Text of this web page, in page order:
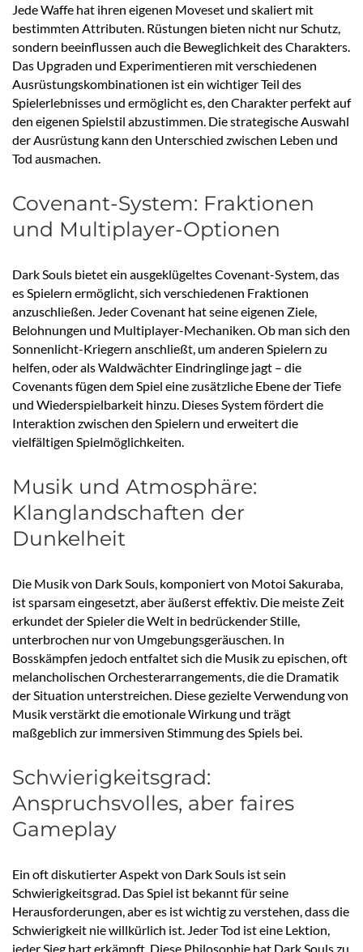
Jede Waffe hat ihren eigenen Moveset und skaliert mit
bestimmten Attributen. Rüstungen bieten nicht nur Schutz,
sondern beeinflussen auch die Beweglichkeit des Charakters.
Das Upgraden und Experimentieren mit verschiedenen
Ausrüstungskombinationen ist ein wichtiger Teil des
Spielerlebnisses und ermöglicht es, den Charakter perfekt auf
den eigenen Spielstil abzustimmen. Die strategische Auswahl
der Ausrüstung kann den Unterschied zwischen Leben und
Tod ausmachen.
Covenant-System: Fraktionen
und Multiplayer-Optionen
Dark Souls bietet ein ausgeklügeltes Covenant-System, das
es Spielern ermöglicht, sich verschiedenen Fraktionen
anzuschließen. Jeder Covenant hat seine eigenen Ziele,
Belohnungen und Multiplayer-Mechaniken. Ob man sich den
Sonnenlicht-Kriegern anschließt, um anderen Spielern zu
helfen, oder als Waldwächter Eindringlinge jagt – die
Covenants fügen dem Spiel eine zusätzliche Ebene der Tiefe
und Wiederspielbarkeit hinzu. Dieses System fördert die
Interaktion zwischen den Spielern und erweitert die
vielfältigen Spielmöglichkeiten.
Musik und Atmosphäre:
Klanglandschaften der
Dunkelheit
Die Musik von Dark Souls, komponiert von Motoi Sakuraba,
ist sparsam eingesetzt, aber äußerst effektiv. Die meiste Zeit
erkundet der Spieler die Welt in bedrückender Stille,
unterbrochen nur von Umgebungsgeräuschen. In
Bosskämpfen jedoch entfaltet sich die Musik zu epischen, oft
melancholischen Orchesterarrangements, die die Dramatik
der Situation unterstreichen. Diese gezielte Verwendung von
Musik verstärkt die emotionale Wirkung und trägt
maßgeblich zur immersiven Stimmung des Spiels bei.
Schwierigkeitsgrad:
Anspruchsvolles, aber faires
Gameplay
Ein oft diskutierter Aspekt von Dark Souls ist sein
Schwierigkeitsgrad. Das Spiel ist bekannt für seine
Herausforderungen, aber es ist wichtig zu verstehen, dass die
Schwierigkeit nie willkürlich ist. Jeder Tod ist eine Lektion,
jeder Sieg hart erkämpft. Diese Philosophie hat Dark Souls zu